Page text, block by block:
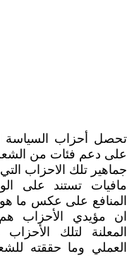
تحصل أحزاب السياسة
على دعم فئات من
جماهير تلك الاحزاب
مافيات تستند على
المنافع على عكس ما
ان مؤيدي الأحزاب
المعلنة لتلك الأحزاب
العملي وما حققته